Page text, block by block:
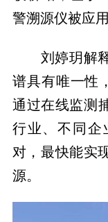
警溯源仪被应
刘婷玥解
谱具有唯一性
通过在线监测
行业、不同企
对，最快能实
源。